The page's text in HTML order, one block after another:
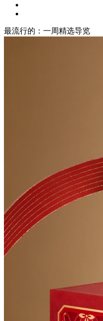
最流行的：一周精选导览